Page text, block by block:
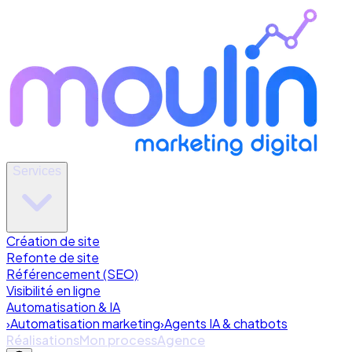
Services
Création de site
Refonte de site
Référencement (SEO)
Visibilité en ligne
Automatisation & IA
›Automatisation marketing›Agents IA & chatbots
RéalisationsMon processAgence